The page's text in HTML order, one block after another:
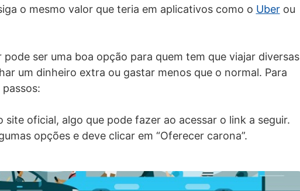
o mesmo valor que teria em aplicativos como o Uberou
ser uma boa opção para quem tem que viajar diversas
um dinheiro extra ou gastar menos que o normal. Para
site oficial, algo que pode fazer ao acessar o link a seguir.
opções e deve clicar em “Oferecer carona”.